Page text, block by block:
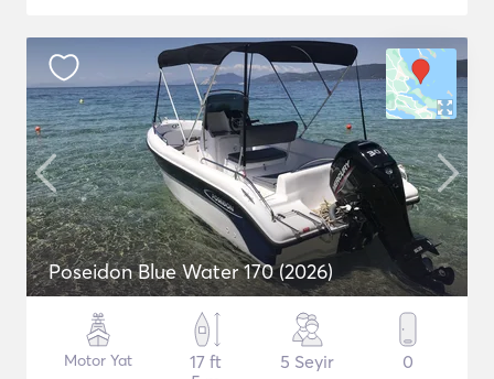
Poseidon Blue Water 170 (2026)
Motor Yat
17 ft
5 Seyir 0